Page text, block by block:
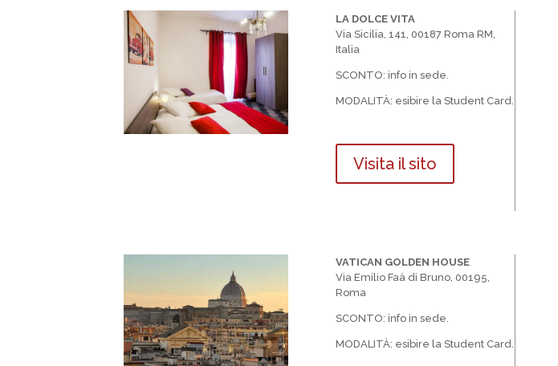
LA DOLCE VITA
Via Sicilia, 141, 00187 Roma RM,
Italia
SCONTO: info in sede.
MODALITÀ: esibire la Student Card.
Visita il sito
VATICAN GOLDEN HOUSE
Via Emilio Faà di Bruno, 00195,
Roma
SCONTO: info in sede.
MODALITÀ: esibire la Student Card.